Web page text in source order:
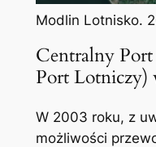
Modlin Lotnisko.
Centralny
Port Lotniczy)
W 2003 roku, z
możliwości